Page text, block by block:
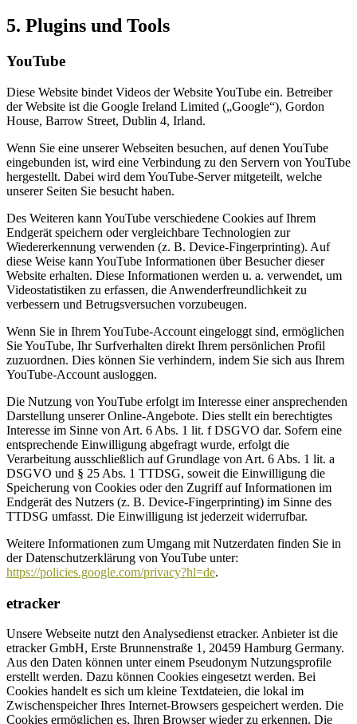
5. Plugins und Tools
YouTube
Diese Website bindet Videos der Website YouTube ein. Betreiber
der Website ist die Google Ireland Limited („Google“), Gordon
House, Barrow Street, Dublin 4, Irland.
Wenn Sie eine unserer Webseiten besuchen, auf denen YouTube
eingebunden ist, wird eine Verbindung zu den Servern von YouTube
hergestellt. Dabei wird dem YouTube-Server mitgeteilt, welche
unserer Seiten Sie besucht haben.
Des Weiteren kann YouTube verschiedene Cookies auf Ihrem
Endgerät speichern oder vergleichbare Technologien zur
Wiedererkennung verwenden (z. B. Device-Fingerprinting). Auf
diese Weise kann YouTube Informationen über Besucher dieser
Website erhalten. Diese Informationen werden u. a. verwendet, um
Videostatistiken zu erfassen, die Anwenderfreundlichkeit zu
verbessern und Betrugsversuchen vorzubeugen.
Wenn Sie in Ihrem YouTube-Account eingeloggt sind, ermöglichen
Sie YouTube, Ihr Surfverhalten direkt Ihrem persönlichen Profil
zuzuordnen. Dies können Sie verhindern, indem Sie sich aus Ihrem
YouTube-Account ausloggen.
Die Nutzung von YouTube erfolgt im Interesse einer ansprechenden
Darstellung unserer Online-Angebote. Dies stellt ein berechtigtes
Interesse im Sinne von Art. 6 Abs. 1 lit. f DSGVO dar. Sofern eine
entsprechende Einwilligung abgefragt wurde, erfolgt die
Verarbeitung ausschließlich auf Grundlage von Art. 6 Abs. 1 lit. a
DSGVO und § 25 Abs. 1 TTDSG, soweit die Einwilligung die
Speicherung von Cookies oder den Zugriff auf Informationen im
Endgerät des Nutzers (z. B. Device-Fingerprinting) im Sinne des
TTDSG umfasst. Die Einwilligung ist jederzeit widerrufbar.
Weitere Informationen zum Umgang mit Nutzerdaten finden Sie in
der Datenschutzerklärung von YouTube unter:
https://policies.google.com/privacy?hl=de.
etracker
Unsere Webseite nutzt den Analysedienst etracker. Anbieter ist die
etracker GmbH, Erste Brunnenstraße 1, 20459 Hamburg Germany.
Aus den Daten können unter einem Pseudonym Nutzungsprofile
erstellt werden. Dazu können Cookies eingesetzt werden. Bei
Cookies handelt es sich um kleine Textdateien, die lokal im
Zwischenspeicher Ihres Internet-Browsers gespeichert werden. Die
Cookies ermöglichen es, Ihren Browser wieder zu erkennen. Die